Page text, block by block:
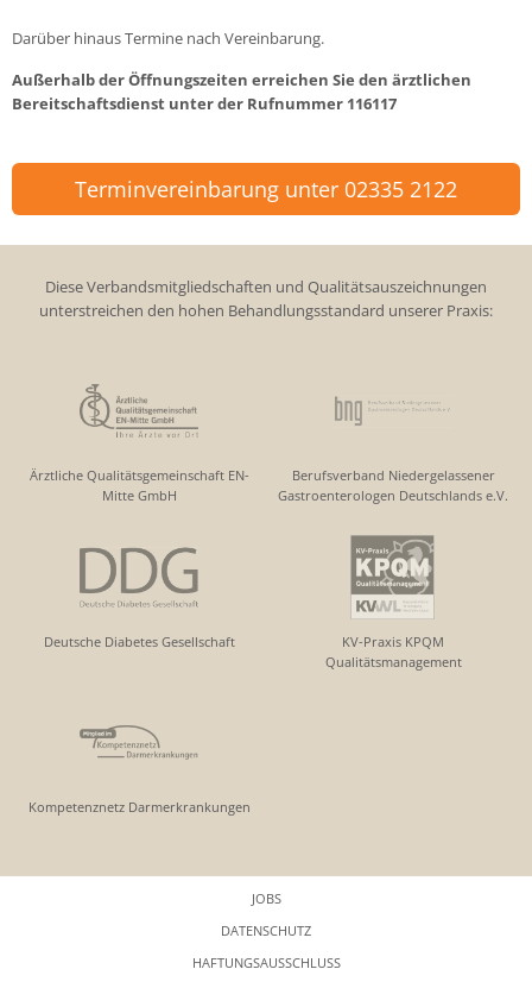
Darüber hinaus Termine nach Vereinbarung.
Außerhalb der Öffnungszeiten erreichen Sie den ärztlichen
Bereitschaftsdienst unter der Rufnummer 116117
Terminvereinbarung unter 02335 2122
Diese Verbandsmitgliedschaften und Qualitätsauszeichnungen
unterstreichen den hohen Behandlungsstandard unserer Praxis:
Ärztliche Qualitätsgemeinschaft EN-
Mitte GmbH
Berufsverband Niedergelassener
Gastroenterologen Deutschlands e.V.
Deutsche Diabetes Gesellschaft
KV-Praxis KPQM
Qualitätsmanagement
Kompetenznetz Darmerkrankungen
JOBS
DATENSCHUTZ
HAFTUNGSAUSSCHLUSS